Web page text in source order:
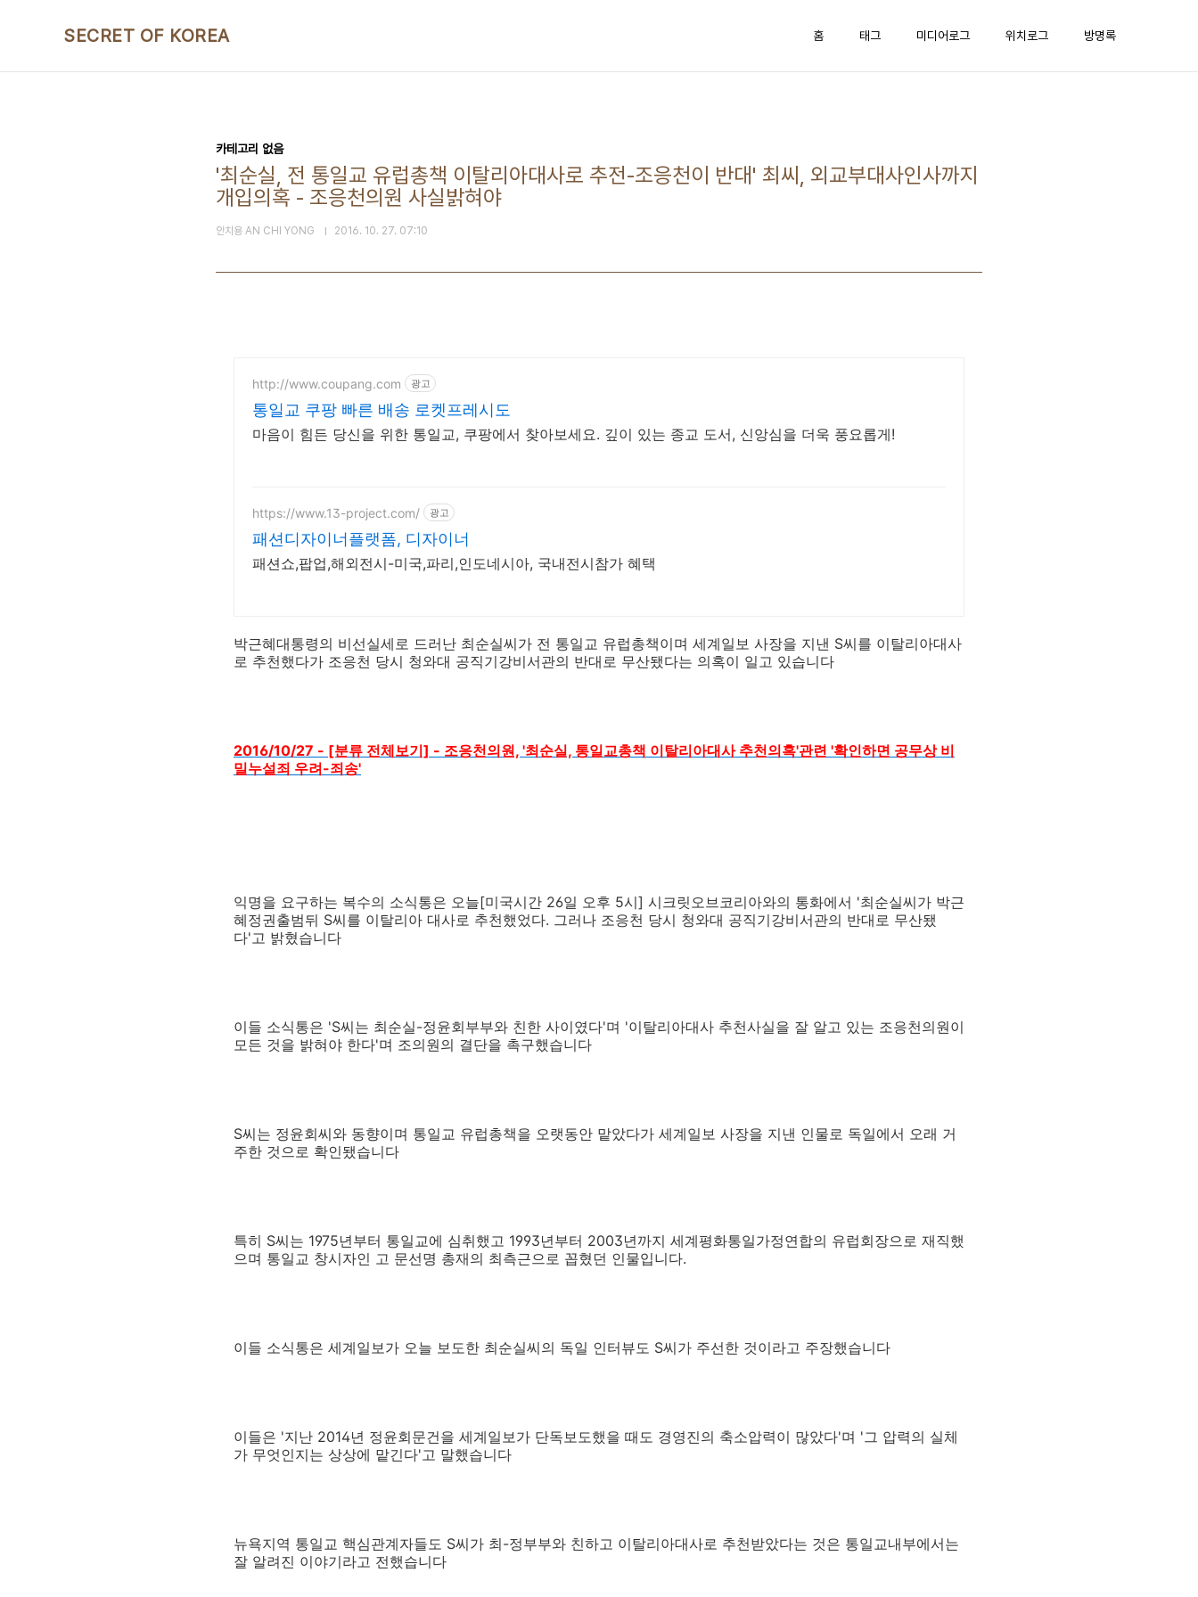
SECRET OF KOREA 홈 태그 미디어로그 위치로그 방명록
카테고리 없음
'최순실, 전 통일교 유럽총책 이탈리아대사로 추전-조응천이 반대' 최씨, 외교부대사인사까지
개입의혹 - 조응천의원 사실밝혀야
안치용 AN CHI YONG 2016. 10. 27. 07:10
http://www.coupang.com 광고
통일교 쿠팡 빠른 배송 로켓프레시도
마음이 힘든 당신을 위한 통일교, 쿠팡에서 찾아보세요. 깊이 있는 종교 도서, 신앙심을 더욱 풍요롭게!
https://www.13-project.com/ 광고
패션디자이너플랫폼, 디자이너
패션쇼,팝업,해외전시-미국,파리,인도네시아, 국내전시참가 혜택
박근혜대통령의 비선실세로 드러난 최순실씨가 전 통일교 유럽총책이며 세계일보 사장을 지낸 S씨를 이탈리아대사
로 추천했다가 조응천 당시 청와대 공직기강비서관의 반대로 무산됐다는 의혹이 일고 있습니다
2016/10/27 - [분류 전체보기] - 조응천의원, '최순실, 통일교총책 이탈리아대사 추천의혹'관련 '확인하면 공무상 비
밀누설죄 우려-죄송'
익명을 요구하는 복수의 소식통은 오늘[미국시간 26일 오후 5시] 시크릿오브코리아와의 통화에서 '최순실씨가 박근
혜정권출범뒤 S씨를 이탈리아 대사로 추천했었다. 그러나 조응천 당시 청와대 공직기강비서관의 반대로 무산됐
다'고 밝혔습니다
이들 소식통은 'S씨는 최순실-정윤회부부와 친한 사이였다'며 '이탈리아대사 추천사실을 잘 알고 있는 조응천의원이
모든 것을 밝혀야 한다'며 조의원의 결단을 촉구했습니다
S씨는 정윤회씨와 동향이며 통일교 유럽총책을 오랫동안 맡았다가 세계일보 사장을 지낸 인물로 독일에서 오래 거
주한 것으로 확인됐습니다
특히 S씨는 1975년부터 통일교에 심취했고 1993년부터 2003년까지 세계평화통일가정연합의 유럽회장으로 재직했
으며 통일교 창시자인 고 문선명 총재의 최측근으로 꼽혔던 인물입니다.
이들 소식통은 세계일보가 오늘 보도한 최순실씨의 독일 인터뷰도 S씨가 주선한 것이라고 주장했습니다
이들은 '지난 2014년 정윤회문건을 세계일보가 단독보도했을 때도 경영진의 축소압력이 많았다'며 '그 압력의 실체
가 무엇인지는 상상에 맡긴다'고 말했습니다
뉴욕지역 통일교 핵심관계자들도 S씨가 최-정부부와 친하고 이탈리아대사로 추천받았다는 것은 통일교내부에서는
잘 알려진 이야기라고 전했습니다